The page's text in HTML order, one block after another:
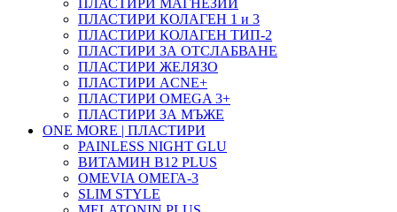
ПЛАСТИРИ МАГНЕЗИЙ
ПЛАСТИРИ КОЛАГЕН 1 и 3
ПЛАСТИРИ КОЛАГЕН ТИП-2
ПЛАСТИРИ ЗА ОТСЛАБВАНЕ
ПЛАСТИРИ ЖЕЛЯЗО
ПЛАСТИРИ ACNE+
ПЛАСТИРИ OMEGA 3+
ПЛАСТИРИ ЗА МЪЖЕ
ONE MORE | ПЛАСТИРИ
PAINLESS NIGHT GLU
ВИТАМИН B12 PLUS
ОMEVIA ОМЕГА-3
SLIM STYLE